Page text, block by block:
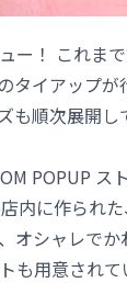
ー！ これま
タイアップ
順次展開し
POPUP ス
内に作られ
オシャレで
も用意され